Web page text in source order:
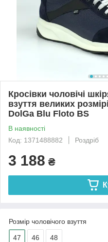
Кросівки чоловічі
взуття великих
DolGa Blu Floto BS
В наявності
Код: 1371488882
Роздріб
3 188 ₴
Розмір чоловічого взуття
47 46 48